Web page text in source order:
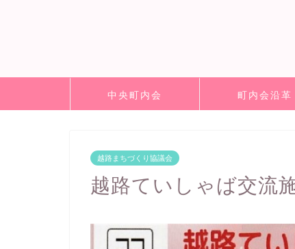
中央町内会 町内会沿革
越路まちづくり協議会
越路ていしゃば交流